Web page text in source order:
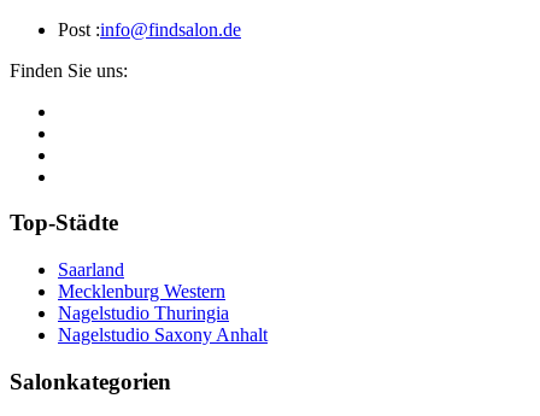
Post :info@findsalon.de
Finden Sie uns:
Top-Städte
Saarland
Mecklenburg Western
Nagelstudio Thuringia
Nagelstudio Saxony Anhalt
Salonkategorien